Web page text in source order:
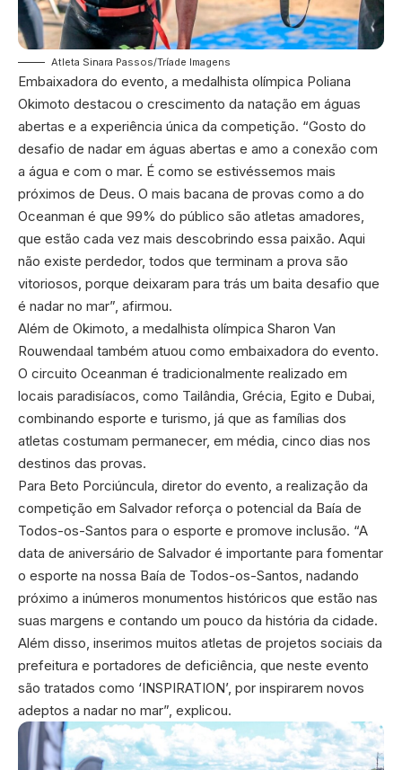
Atleta Sinara Passos/Tríade Imagens
Embaixadora do evento, a medalhista olímpica Poliana
Okimoto destacou o crescimento da natação em águas
abertas e a experiência única da competição. “Gosto do
desafio de nadar em águas abertas e amo a conexão com
a água e com o mar. É como se estivéssemos mais
próximos de Deus. O mais bacana de provas como a do
Oceanman é que 99% do público são atletas amadores,
que estão cada vez mais descobrindo essa paixão. Aqui
não existe perdedor, todos que terminam a prova são
vitoriosos, porque deixaram para trás um baita desafio que
é nadar no mar”, afirmou.
Além de Okimoto, a medalhista olímpica Sharon Van
Rouwendaal também atuou como embaixadora do evento.
O circuito Oceanman é tradicionalmente realizado em
locais paradisíacos, como Tailândia, Grécia, Egito e Dubai,
combinando esporte e turismo, já que as famílias dos
atletas costumam permanecer, em média, cinco dias nos
destinos das provas.
Para Beto Porciúncula, diretor do evento, a realização da
competição em Salvador reforça o potencial da Baía de
Todos-os-Santos para o esporte e promove inclusão. “A
data de aniversário de Salvador é importante para fomentar
o esporte na nossa Baía de Todos-os-Santos, nadando
próximo a inúmeros monumentos históricos que estão nas
suas margens e contando um pouco da história da cidade.
Além disso, inserimos muitos atletas de projetos sociais da
prefeitura e portadores de deficiência, que neste evento
são tratados como ‘INSPIRATION’, por inspirarem novos
adeptos a nadar no mar”, explicou.